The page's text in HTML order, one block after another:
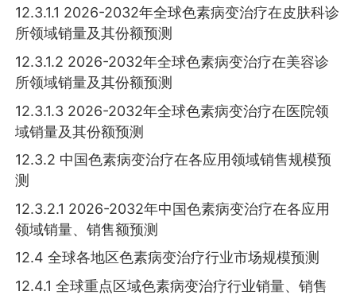
12.3.1.1 2026-2032年全球色素病变治疗在皮肤科诊
所领域销量及其份额预测
12.3.1.2 2026-2032年全球色素病变治疗在美容诊
所领域销量及其份额预测
12.3.1.3 2026-2032年全球色素病变治疗在医院领
域销量及其份额预测
12.3.2 中国色素病变治疗在各应用领域销售规模预
测
12.3.2.1 2026-2032年中国色素病变治疗在各应用
领域销量、销售额预测
12.4 全球各地区色素病变治疗行业市场规模预测
12.4.1 全球重点区域色素病变治疗行业销量、销售